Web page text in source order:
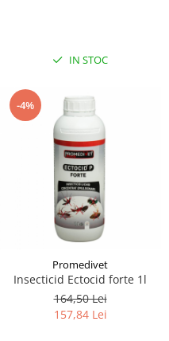
IN STOC
-4%
Promedivet
Insecticid Ectocid forte 1l
164,50 Lei
157,84 Lei